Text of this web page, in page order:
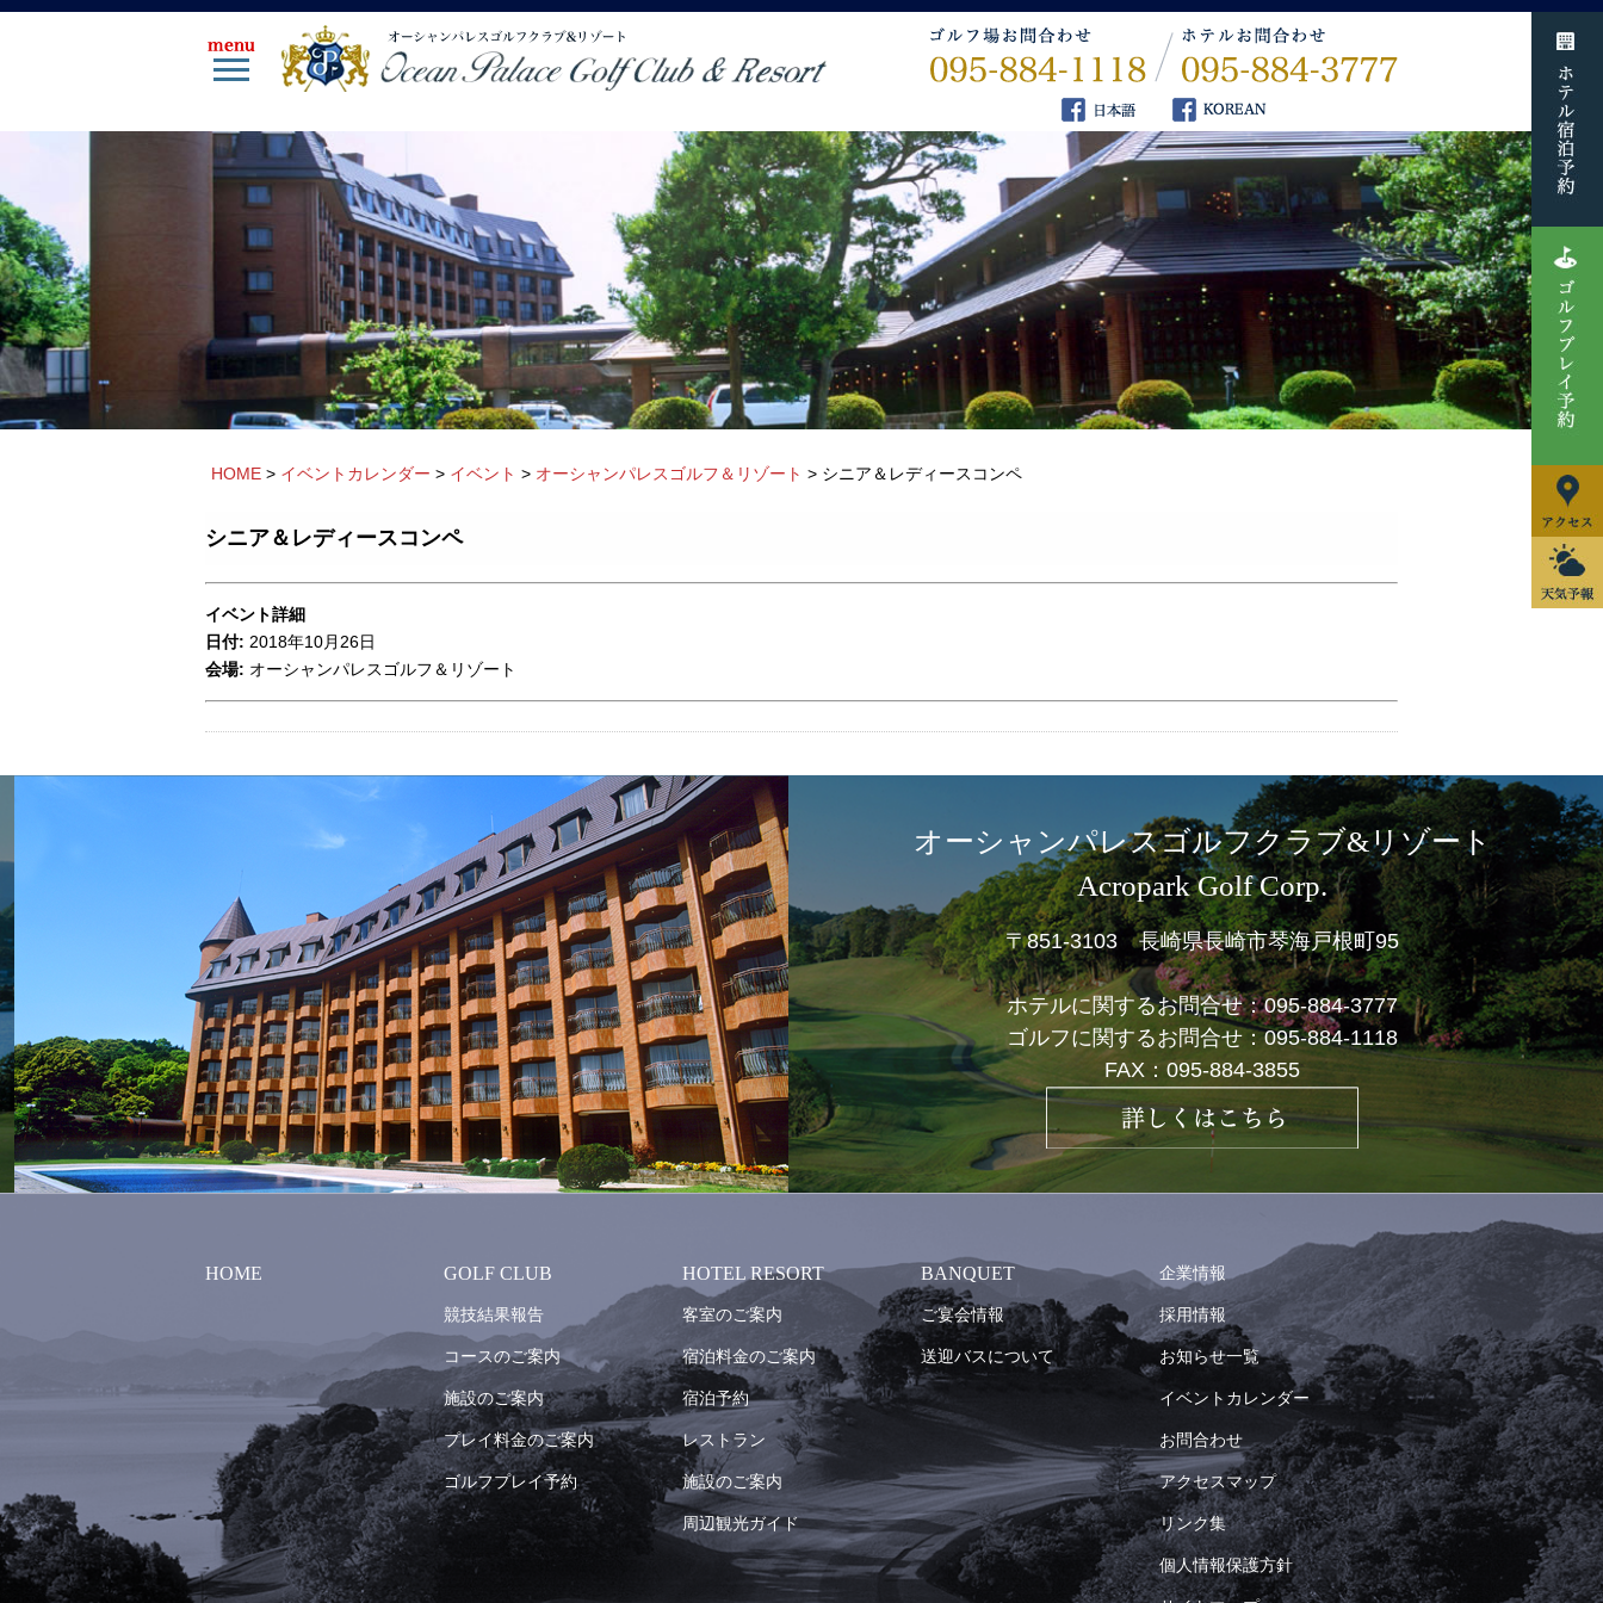
HOME > イベントカレンダー > イベント > オーシャンパレスゴルフ＆リゾート > シニア＆レディースコンペ
シニア＆レディースコンペ
イベント詳細
日付: 2018年10月26日
会場: オーシャンパレスゴルフ＆リゾート
オーシャンパレスゴルフクラブ&リゾート
Acropark Golf Corp.
〒851-3103 長崎県長崎市琴海戸根町95
ホテルに関するお問合せ：095-884-3777
ゴルフに関するお問合せ：095-884-1118
FAX：095-884-3855
HOME GOLF CLUB
競技結果報告
コースのご案内
施設のご案内
プレイ料金のご案内
ゴルフプレイ予約
HOTEL RESORT
客室のご案内
宿泊料金のご案内
宿泊予約
レストラン
施設のご案内
周辺観光ガイド
BANQUET
ご宴会情報
送迎バスについて
企業情報
採用情報
お知らせ一覧
イベントカレンダー
お問合わせ
アクセスマップ
リンク集
個人情報保護方針